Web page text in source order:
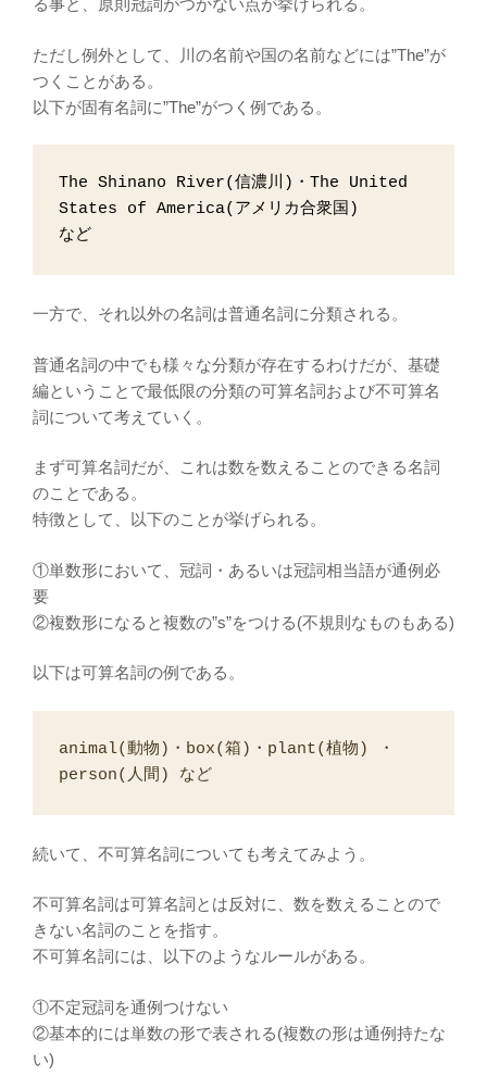
る事と、原則冠詞がつかない点が挙げられる。
ただし例外として、川の名前や国の名前などには”The”が
つくことがある。
以下が固有名詞に”The”がつく例である。
The Shinano River(信濃川)・The United
States of America(アメリカ合衆国)
など
一方で、それ以外の名詞は普通名詞に分類される。
普通名詞の中でも様々な分類が存在するわけだが、基礎
編ということで最低限の分類の可算名詞および不可算名
詞について考えていく。
まず可算名詞だが、これは数を数えることのできる名詞
のことである。
特徴として、以下のことが挙げられる。
①単数形において、冠詞・あるいは冠詞相当語が通例必
要
②複数形になると複数の”s”をつける(不規則なものもある)
以下は可算名詞の例である。
animal(動物)・box(箱)・plant(植物) ・
person(人間) など
続いて、不可算名詞についても考えてみよう。
不可算名詞は可算名詞とは反対に、数を数えることので
きない名詞のことを指す。
不可算名詞には、以下のようなルールがある。
①不定冠詞を通例つけない
②基本的には単数の形で表される(複数の形は通例持たな
い)